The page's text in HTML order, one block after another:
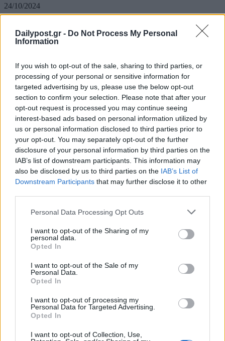
Dailypost.gr - Do Not Process My Personal
Information
If you wish to opt-out of the sale, sharing to third parties, or
processing of your personal or sensitive information for
targeted advertising by us, please use the below opt-out
section to confirm your selection. Please note that after your
opt-out request is processed you may continue seeing
interest-based ads based on personal information utilized by
us or personal information disclosed to third parties prior to
your opt-out. You may separately opt-out of the further
disclosure of your personal information by third parties on the
IAB’s list of downstream participants. This information may
also be disclosed by us to third parties on the IAB’s List of
Downstream Participants that may further disclose it to other
Personal Data Processing Opt Outs
I want to opt-out of the Sharing of my
personal data.
Opted In
I want to opt-out of the Sale of my
Personal Data.
Opted In
I want to opt-out of processing my
Personal Data for Targeted Advertising.
Opted In
I want to opt-out of Collection, Use,
24/10/2024
Ο Ανδρέας Λοβέρδος με ανάρτησή του στα social media, σχολιάζει
την απόφαση της δικαιοσύνης να άρει την προστασία στους
εναπομείναντες προστατευόμενους μάρτυρες της υπόθεσης
και «Μάξιμος Σαράφης» και ο Ανδρέας Λοβέρδος, ένας...
Σαμαράς για υπόθεση Novartis: «Χαίρομαι
ιδιαίτερα για αυτήν την εξέλιξη – ‘Ερχεται η
ώρα της αλήθειας»
24/10/2024
Την ικανοποίησή του για την άρση του καθεστώτος προστασίας των
δύο προστατευόμενων μαρτύρων στην υπόθεση της Νovartis
εξέφρασε ο Αντώνης Σαμαράς. Στη δήλωσή του, ο Αντώνης
Σαμαράς ανέφερε: «Η απόφαση της Δικαιοσύνης είναι ιδιαίτερα